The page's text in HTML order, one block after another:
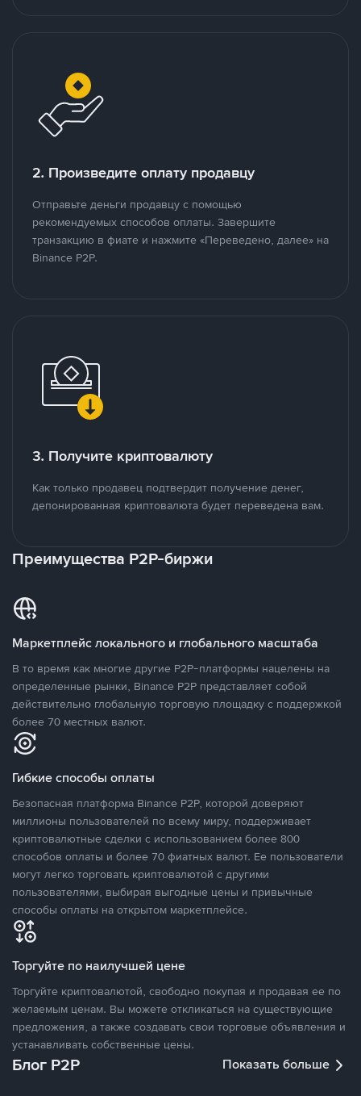
2. Произведите оплату продавцу
Отправьте деньги продавцу с помощью
рекомендуемых способов оплаты. Завершите
транзакцию в фиате и нажмите «Переведено, далее» на
Binance P2P.
3. Получите криптовалюту
Как только продавец подтвердит получение денег,
депонированная криптовалюта будет переведена вам.
Преимущества P2P-биржи
Маркетплейс локального и глобального масштаба
В то время как многие другие P2P-платформы нацелены на
определенные рынки, Binance P2P представляет собой
действительно глобальную торговую площадку с поддержкой
более 70 местных валют.
Гибкие способы оплаты
Безопасная платформа Binance P2P, которой доверяют
миллионы пользователей по всему миру, поддерживает
криптовалютные сделки с использованием более 800
способов оплаты и более 70 фиатных валют. Ее пользователи
могут легко торговать криптовалютой с другими
пользователями, выбирая выгодные цены и привычные
способы оплаты на открытом маркетплейсе.
Торгуйте по наилучшей цене
Торгуйте криптовалютой, свободно покупая и продавая ее по
желаемым ценам. Вы можете откликаться на существующие
предложения, а также создавать свои торговые объявления и
устанавливать собственные цены.
Блог P2P Показать больше